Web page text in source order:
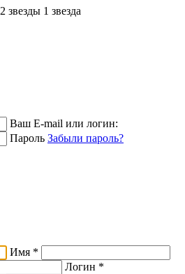
2 звeзды 1 звeзда
Ваш E-mail или логин:
Пароль Забыли пароль?
Имя *
Логин *